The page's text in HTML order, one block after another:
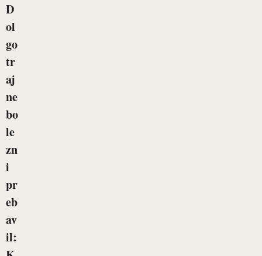
D
ol
go
tr
aj
ne
bo
le
zn
i
pr
eb
av
il: